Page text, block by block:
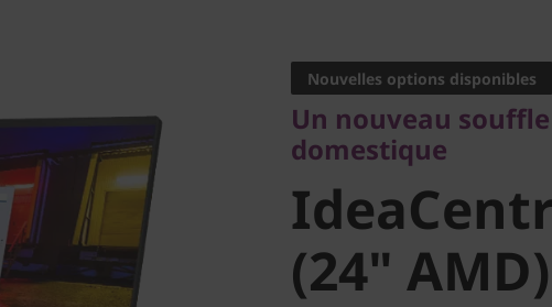
domestique
(24" AMD)
Nouvelles options disponibles
Un nouveau
domestique
(24" AMD)